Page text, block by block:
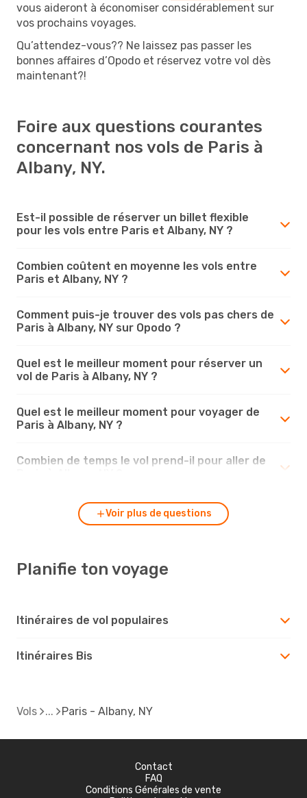
vous aideront à économiser considérablement sur
vos prochains voyages.
Qu’attendez-vous?? Ne laissez pas passer les
bonnes affaires d’Opodo et réservez votre vol dès
maintenant?!
Foire aux questions courantes
concernant nos vols de Paris à
Albany, NY.
Est-il possible de réserver un billet flexible
pour les vols entre Paris et Albany, NY ?
Combien coûtent en moyenne les vols entre
Paris et Albany, NY ?
Comment puis-je trouver des vols pas chers de
Paris à Albany, NY sur Opodo ?
Quel est le meilleur moment pour réserver un
vol de Paris à Albany, NY ?
Quel est le meilleur moment pour voyager de
Paris à Albany, NY ?
Combien de temps le vol prend-il pour aller de
Voir plus de questions
Planifie ton voyage
Itinéraires de vol populaires
Itinéraires Bis
Vols Paris - Albany, NY
Contact
FAQ
Conditions Générales de vente